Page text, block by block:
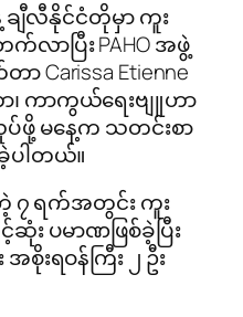
ျီလီနိုင်ငံတိုမှာ ကူး
ာပြီး PAHO အဖွဲ့
ာ Carissa Etienne
ကာကွယ်ရေးဗျူဟာ
ဖို့ မနေ့က သတင်းစာ
ပါတယ်။
တဲ့ ၇ ရက်အတွင်း ကူး
း ပမာဏဖြစ်ခဲ့ပြီး
းရဝန်ကြီး ၂ ဦး